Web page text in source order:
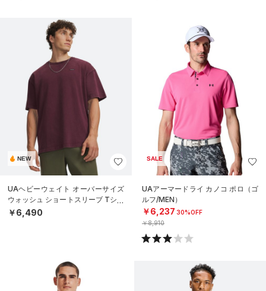
NEW
UAヘビーウェイト オーバーサイズ
ウォッシュ ショートスリーブ Tシャ
ツ（ライフスタイル/MEN）
￥6,490
SALE
UAアーマードライ カノコ ポロ（ゴ
ルフ/MEN）
￥6,237 30%OFF
￥8,910